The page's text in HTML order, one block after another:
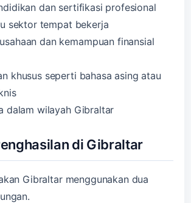
dan sertifikasi profesional
sektor tempat bekerja
dan kemampuan finansial
khusus seperti bahasa asing atau
dalam wilayah Gibraltar
di Gibraltar
Gibraltar menggunakan dua